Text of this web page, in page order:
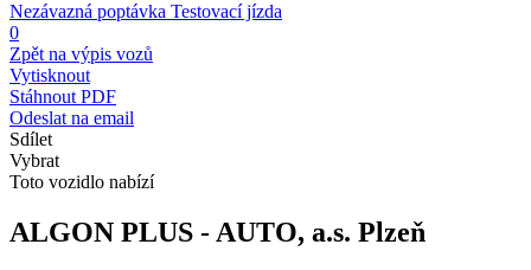
Nezávazná poptávka Testovací jízda
0
Zpět na výpis vozů
Vytisknout
Stáhnout PDF
Odeslat na email
Sdílet
Vybrat
Toto vozidlo nabízí
ALGON PLUS - AUTO, a.s. Plzeň